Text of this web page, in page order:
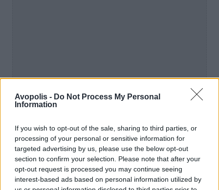
Avopolis - Do Not Process My Personal
Information
If you wish to opt-out of the sale, sharing to third parties, or
processing of your personal or sensitive information for
targeted advertising by us, please use the below opt-out
section to confirm your selection. Please note that after your
opt-out request is processed you may continue seeing
interest-based ads based on personal information utilized by
Όπως και να ‘χει για την ίδια το
«Ανθρωποφάγοι» είναι κάτι παραπάνω από
ένα τραγούδι,«είναι έργο. Δεν είναι ένα
σουξέ ή μια επιτυχία. Δόξα τω Θεώ, για να
μας αγαπάει ο κόσμος, σημαίνει ότι κάτι